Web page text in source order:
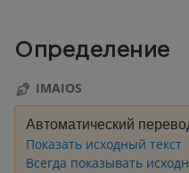
Определение
IMAIOS
Автоматический
Показать исходный текст
Всегда показывать